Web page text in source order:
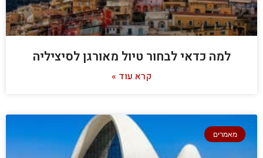
למה כדאי לבחור טיול מאורגן לסיציליה
קרא עוד »
מאמרים